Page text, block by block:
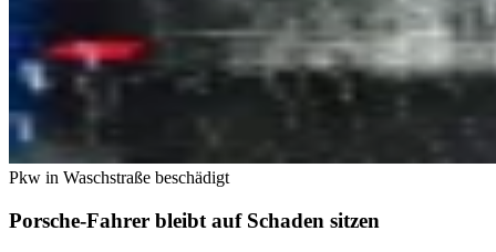
Pkw in Waschstraße beschädigt
Porsche-Fahrer bleibt auf Schaden sitzen